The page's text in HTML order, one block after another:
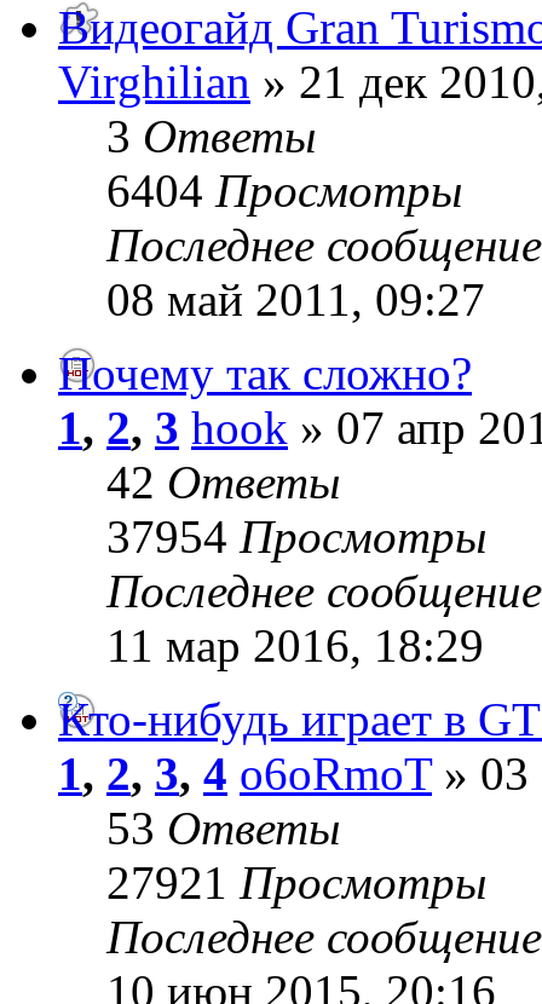
Видеогайд Gran
Virghilian » 21 дек
3 Ответы
6404 Просмотры
Последнее
08 май 2011, 09:27
Почему так сложно?
1, 2, 3 hook » 07 апр
42 Ответы
37954 Просмотры
Последнее
11 мар 2016, 18:29
Кто-нибудь играет в
1, 2, 3, 4 o6oRmoT» 03
53 Ответы
27921 Просмотры
Последнее
10 июн 2015, 20:16